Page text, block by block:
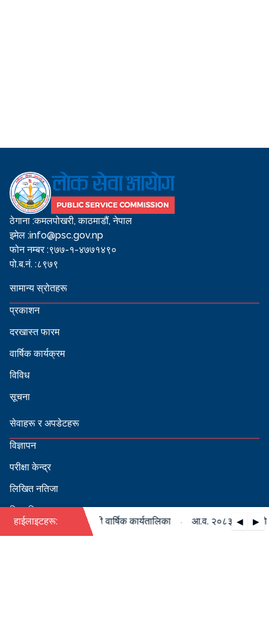
ठेगाना :कमलपोखरी, काठमाडौं, नेपाल
इमेल :info@psc.gov.np
फोन नम्बर :९७७-१-४७७१४९०
पो.ब.नं. :८९७९
सामान्य स्रोतहरू
प्रकाशन
दरखास्त फारम
वार्षिक कार्यक्रम
विविध
सूचना
सेवाहरू र अपडेटहरू
विज्ञापन
परीक्षा केन्द्र
लिखित नतिजा
सिफारिस
हाईलाइटहरू: ◀ ▶
०८४ को पदपूर्ति सम्बन्धी वार्षिक कार्यतालिका आ.व. २०८३/०८४ को